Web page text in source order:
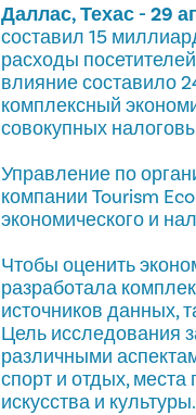
Даллас, Техас - 29
составил 15
расходы
влияние составило
комплексный
совокупных
Управление по
компании Tourism
экономического и
Чтобы оценить
разработала
источников данных,
Цель исследования
различными
спорт и отдых,
искусства и культуры.